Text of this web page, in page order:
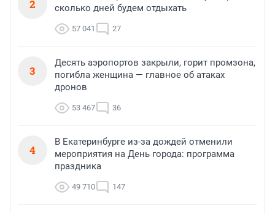
2
сколько дней будем отдыхать
57 041 27
3
Десять аэропортов закрыли, горит промзона,
погибла женщина — главное об атаках
дронов
53 467 36
4
В Екатеринбурге из-за дождей отменили
мероприятия на День города: программа
праздника
49 710 147